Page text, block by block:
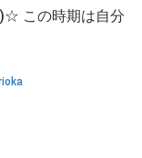
この時期は自分